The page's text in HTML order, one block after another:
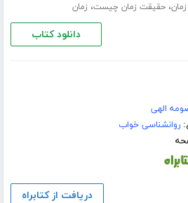
،حقیقت زمان چیست، زمان
دانلود کتاب
الهی
روانشناسی خواب
دریافت از کتابراه